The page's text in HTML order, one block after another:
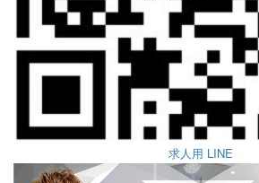
求人用 LINE